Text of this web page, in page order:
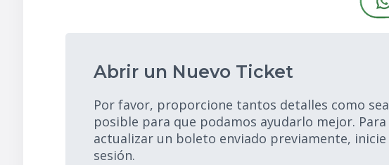
Abrir un Nuevo Ticket
Por favor, proporcione tantos detalles como sea
posible para que podamos ayudarlo mejor. Para
actualizar un boleto enviado previamente, inicie
sesión.